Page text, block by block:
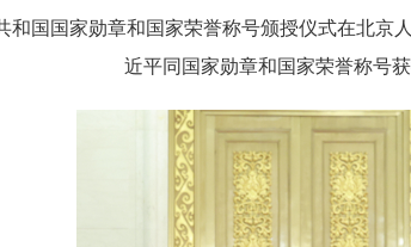
和国国家勋章和国家荣誉称号颁授仪式在北京
近平同国家勋章和国家荣誉称号